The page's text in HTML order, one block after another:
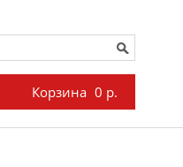
Корзина 0 р.